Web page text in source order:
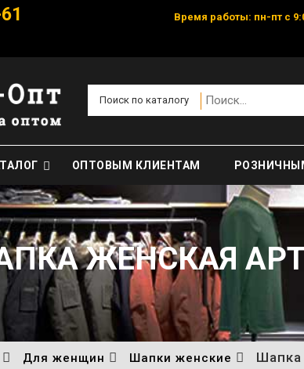
Время работы: пн-пт с
Поиск по каталогу
ОПТОВЫМ КЛИЕНТАМ
ЖЕНСКАЯ
Для женщин Шапки женские Шапка